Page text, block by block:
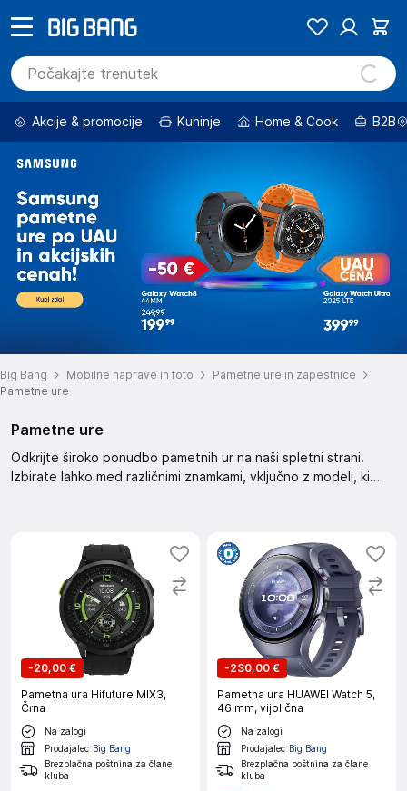
Akcije & promocije Kuhinje Home & Cook B2B
Big Bang Mobilne naprave in foto
Pametne ure in zapestnice
Pametne ure
Pametne ure
Odkrijte široko ponudbo pametnih ur na naši spletni strani.
Izbirate lahko med različnimi znamkami, vključno z modeli, ki
dobo baterije, velikost zaslona in vodoodpornost.
-20,00 €
Pametna ura Hifuture MIX3,
Črna
Na zalogi
Prodajalec Big Bang
Brezplačna poštnina za člane
kluba
-230,00 €
Pametna ura HUAWEI Watch 5,
46 mm, vijolična
Na zalogi
Prodajalec Big Bang
Brezplačna poštnina za člane
kluba